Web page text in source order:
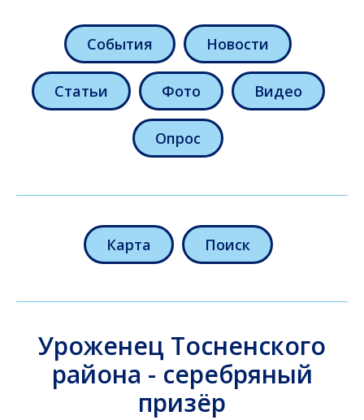
События Новости
Статьи Фото Видео
Опрос
Карта Поиск
Уроженец Тосненского
района - серебряный
призёр